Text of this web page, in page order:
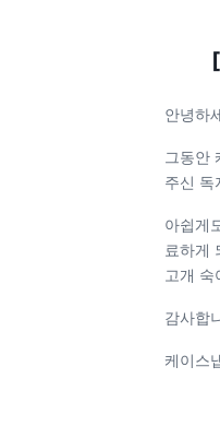
안녕하
그동안
주신 독
아쉽게
료하게
고개 숙
감사합
케이스